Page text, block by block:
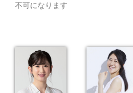
不可になります